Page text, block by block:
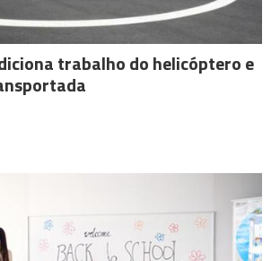
trabalho do helicóptero e